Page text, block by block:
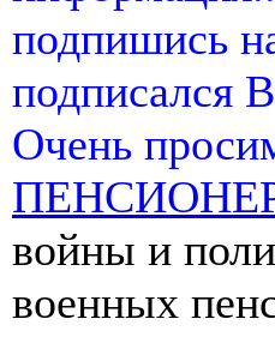
подпишись
подписался
Очень
войны и
военных